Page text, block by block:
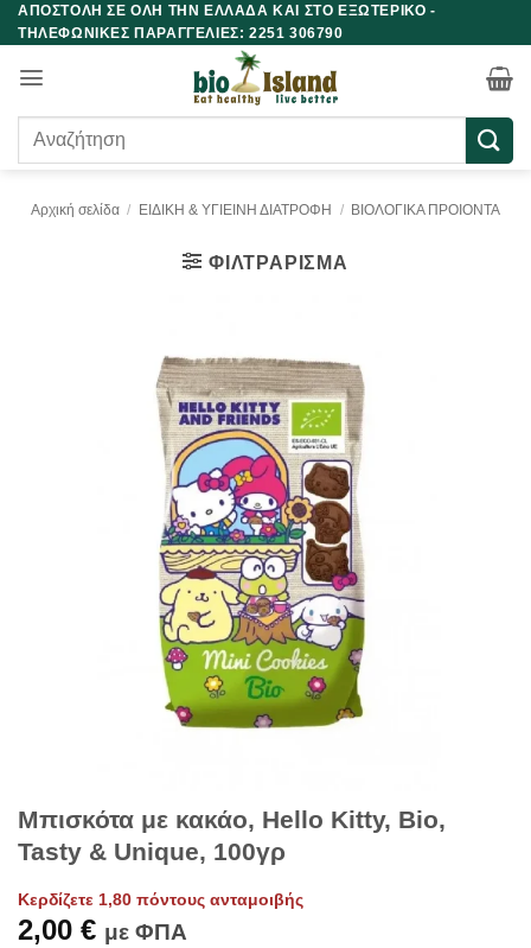
Μετάβαση
στο
περιεχόμενο
ΑΠΟΣΤΟΛΗ ΣΕ ΟΛΗ ΤΗΝ ΕΛΛΑΔΑ ΚΑΙ ΣΤΟ ΕΞΩΤΕΡΙΚΟ -
ΤΗΛΕΦΩΝΙΚΕΣ ΠΑΡΑΓΓΕΛΙΕΣ: 2251 306790
Αναζήτηση
Αρχική σελίδα / ΕΙΔΙΚΗ & ΥΓΙΕΙΝΗ ΔΙΑΤΡΟΦΗ / ΒΙΟΛΟΓΙΚΑ ΠΡΟΙΟΝΤΑ
ΦΙΛΤΡΆΡΙΣΜΑ
Μπισκότα με κακάο, Hello Kitty, Bio,
Tasty & Unique, 100γρ
Κερδίζετε 1,80 πόντους ανταμοιβής
2,00 € με ΦΠΑ